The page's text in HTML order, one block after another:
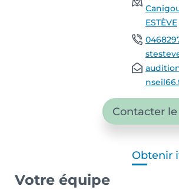
ESTÈVE
Contacter
Obtenir
Votre équipe